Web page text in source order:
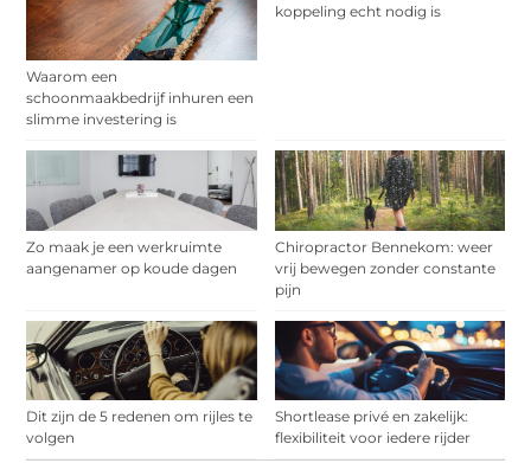
Waarom een
schoonmaakbedrijf inhuren een
slimme investering is
koppeling echt nodig is
Zo maak je een werkruimte
aangenamer op koude dagen
Chiropractor Bennekom: weer
vrij bewegen zonder constante
pijn
Dit zijn de 5 redenen om rijles te
volgen
Shortlease privé en zakelijk:
flexibiliteit voor iedere rijder